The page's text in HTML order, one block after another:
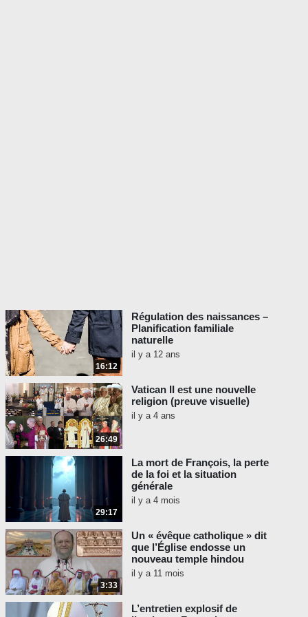
sententia, qui in se iam divinam
sententiam provocarat, aperte
Sedis nostrae sanxit auctoritas,
nullum sive episcopum sive
clericum seu professione aliqua
christianum qui a Nestorio vel
eius similibus, ex quo talia
praedicare coeperunt, vel loco
suo vel communione deiecti sunt,
vel eiectum vel excommunicatum
videri. Sed hi omnes in nostra
communione et fuerunt et usque
nunc perdurant, quia neminem
vel deiicere vel removere proterat
qui praedicans talia titubabat. »
EN FRANÇAIS : « Toutefois, de
peur que la sentence de celui
avait déjà prononcé une
sentence divine contre lui-
16:12
Régulation des naissances –
Planification familiale
naturelle
il y a 12 ans
26:49
Vatican II est une nouvelle
religion (preuve visuelle)
il y a 4 ans
29:17
La mort de François, la perte
de la foi et la situation
générale
il y a 4 mois
3:33
Un « évêque catholique » dit
que l’Église endosse un
nouveau temple hindou
il y a 11 mois
L’entretien explosif de